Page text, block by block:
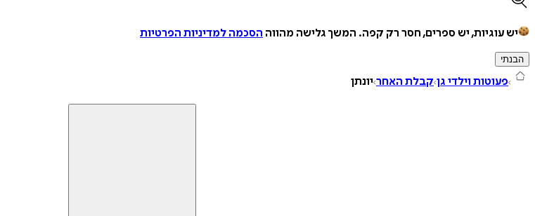
יש עוגיות, יש ספרים, חסר רק קפה. המשך גלישה מהווה הסכמה למדיניות הפרטיות
הבנתי
פעוטות וילדי גן קבלת האחר יונתן